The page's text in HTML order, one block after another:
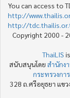
You can access to
http://
http://
Copyright 2000 -
ThaiLIS
สนับสนุนโดย สำนักง
กระทรวงกา
328 ถ.ศรีอยุธยา แขว